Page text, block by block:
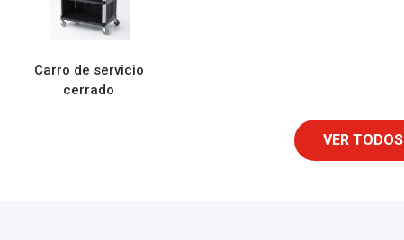
Carro de servicio
cerrado
VER TODOS